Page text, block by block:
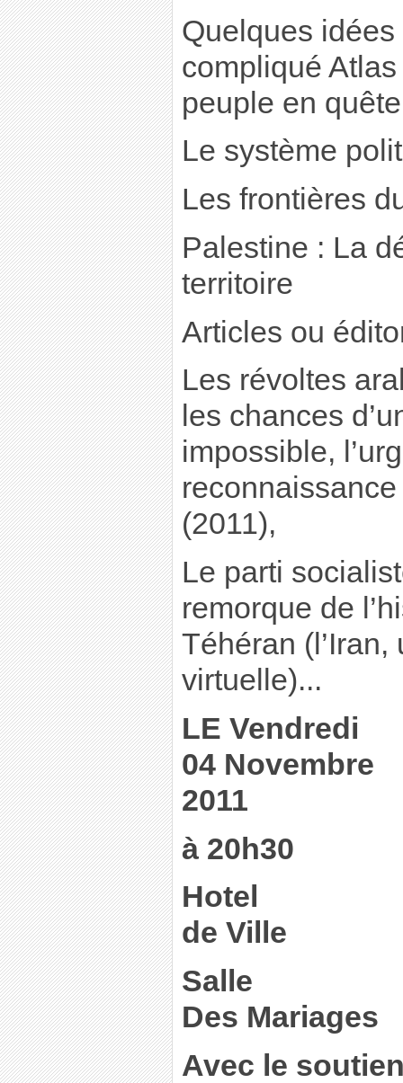
Quelques idées
compliqué
peuple en quête
Le système
Les frontières
Palestine : La
territoire
Articles ou
Les révoltes
les chances
impossible,
(2011),
Le parti
remorque de
Téhéran
virtuelle)...
LE Vendredi
04 Novembre
2011
à 20h30
Hotel
de Ville
Salle
Des Mariages
Avec le